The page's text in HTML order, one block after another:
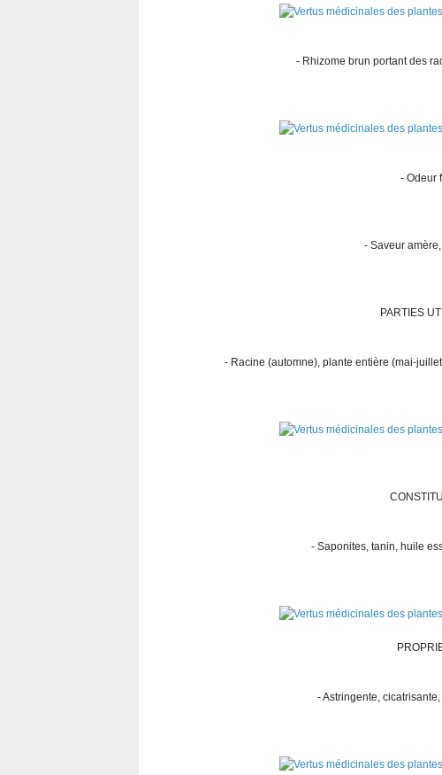
- Rhizome brun portant des
- Odeur
- Saveur
PARTIES
- Racine (automne), plante entière (mai-
- Saponites, tanin, huile
- Astringente,